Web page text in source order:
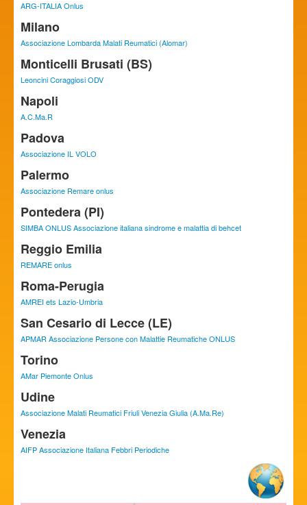
ARG-ITALIA Onlus
Milano
Associazione Lombarda Malati Reumatici (Alomar)
Monticelli Brusati (BS)
Leoncini Coraggiosi ODV
Napoli
A.C.Ma.R
Padova
Associazione IL VOLO
Palermo
Associazione Remare onlus
Pontedera (PI)
SIMBA ONLUS Associazione italiana sindrome e malattia di behcet
Reggio Emilia
REMARE onlus
Roma-Perugia
AMREI ets Lazio-Umbria
San Cesario di Lecce (LE)
APMAR Associazione Persone con Malattie Reumatiche ONLUS
Torino
AMar Piemonte Onlus
Udine
Associazione Malati Reumatici Friuli Venezia Giulia (A.Ma.Re)
Venezia
AIFP Associazione Italiana Febbri Periodiche